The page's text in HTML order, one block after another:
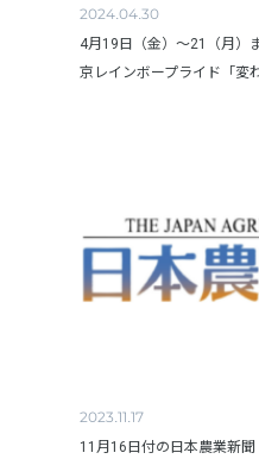
2024.04.30
4月19日（金）～21（月）
京レインボープライド「変
2023.11.17
11月16日付の日本農業新聞